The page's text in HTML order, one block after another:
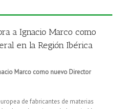
a Ignacio Marco como
en la Región Ibérica
Marco como nuevo Director
de fabricantes de materias